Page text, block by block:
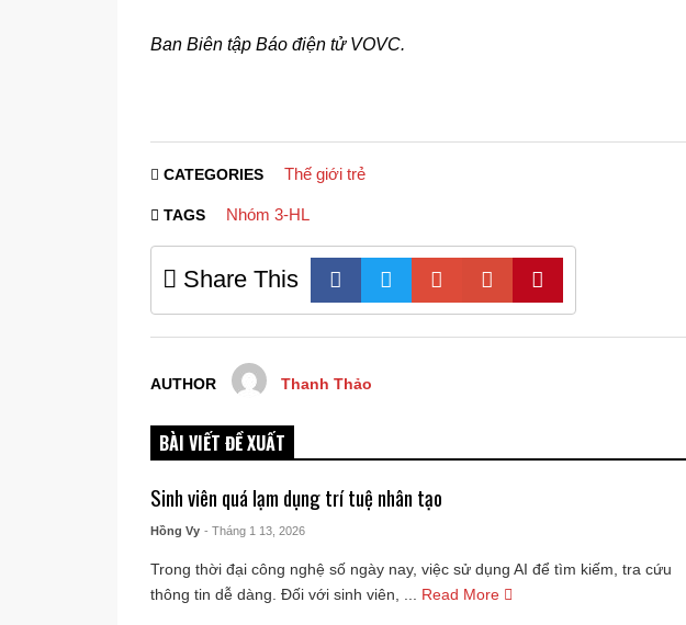
Ban Biên tập Báo điện tử VOVC.
CATEGORIES Thế giới trẻ
TAGS Nhóm 3-HL
Share This
AUTHOR Thanh Thảo
BÀI VIẾT ĐỀ XUẤT
Sinh viên quá lạm dụng trí tuệ nhân tạo
Hồng Vy - Tháng 1 13, 2026
Trong thời đại công nghệ số ngày nay, việc sử dụng AI để tìm kiếm, tra cứu
thông tin dễ dàng. Đối với sinh viên, ...
Read More